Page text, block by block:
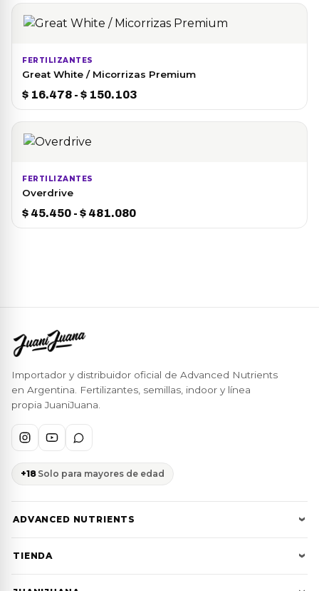
desde
$ 249.800
FERTILIZANTES
Great White / Micorrizas Premium
$ 16.478 - $ 150.103Rango
de
FERTILIZANTES
Overdrive
$ 45.450 - $ 481.080Rango
de
Importador y distribuidor oficial de Advanced Nutrients
en Argentina. Fertilizantes, semillas, indoor y línea
propia JuaniJuana.
+18 Solo para mayores de edad
ADVANCED NUTRIENTS
Bases pH Perfect
TIENDA